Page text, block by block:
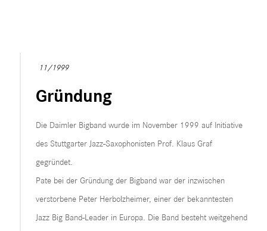
11/1999
Gründung
Die Daimler Bigband wurde im November 1999 auf Initiative
des Stuttgarter Jazz-Saxophonisten Prof. Klaus Graf
gegründet.
Pate bei der Gründung der Bigband war der inzwischen
verstorbene Peter Herbolzheimer, einer der bekanntesten
Jazz Big Band-Leader in Europa. Die Band besteht weitgehend